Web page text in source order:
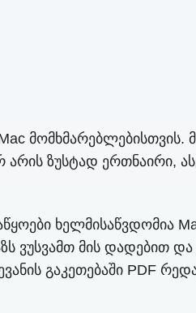
მომხმარებლებისთვის.
არის ზუსტად ერთნაირი,
ხელმისაწვდომია
ვუსვამთ მის დადებით
გაკეთებაში PDF